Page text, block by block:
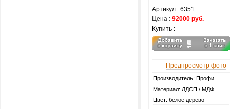
Артикул : 6351
Цена : 92000 руб.
Купить :
Предпросмотр фото
Производитель: Профи
Материал: ЛДСП / МДФ
Цвет: белое дерево